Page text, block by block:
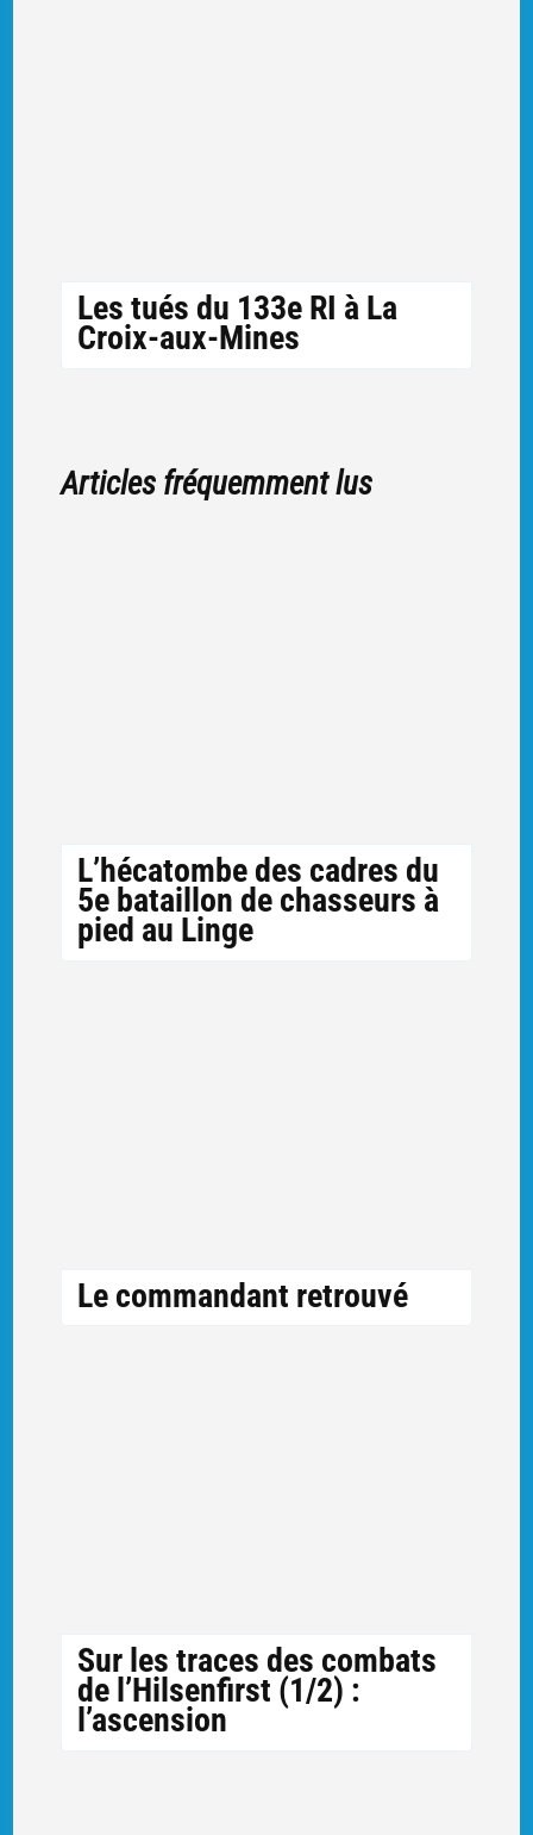
Les tués du 133e RI à La
Croix-aux-Mines
Articles fréquemment lus
L’hécatombe des cadres du
5e bataillon de chasseurs à
pied au Linge
Le commandant retrouvé
Sur les traces des combats
de l’Hilsenfirst (1/2) :
l’ascension